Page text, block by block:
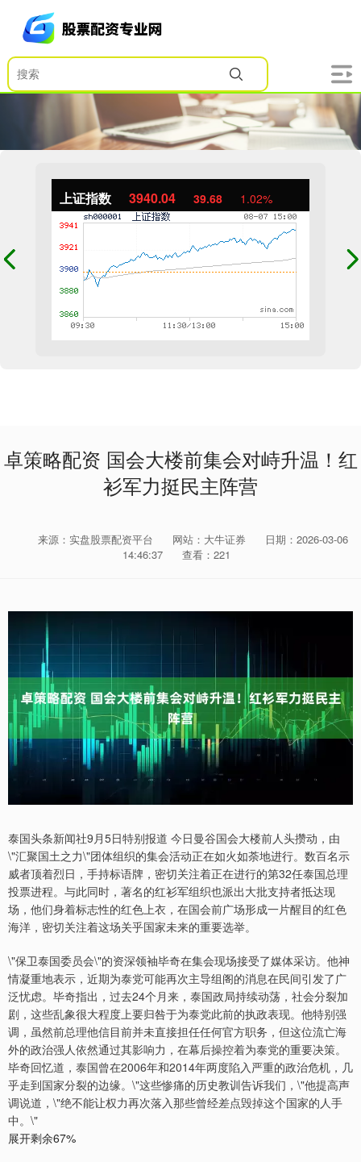
上证指数 3940.04 39.68 1.02%
卓策略配资 国会大楼前集会对峙升温！红
衫军力挺民主阵营
来源：实盘股票配资平台 网站：大牛证券
日期：2026-03-06
14:46:37
查看：221
泰国头条新闻社9月5日特别报道 今日曼谷国会大楼前人头攒动，由
\"汇聚国土之力\"团体组织的集会活动正在如火如荼地进行。数百名示
威者顶着烈日，手持标语牌，密切关注着正在进行的第32任泰国总理
投票进程。与此同时，著名的红衫军组织也派出大批支持者抵达现
场，他们身着标志性的红色上衣，在国会前广场形成一片醒目的红色
海洋，密切关注着这场关乎国家未来的重要选举。
\"保卫泰国委员会\"的资深领袖毕奇在集会现场接受了媒体采访。他神
情凝重地表示，近期为泰党可能再次主导组阁的消息在民间引发了广
泛忧虑。毕奇指出，过去24个月来，泰国政局持续动荡，社会分裂加
剧，这些乱象很大程度上要归咎于为泰党此前的执政表现。他特别强
调，虽然前总理他信目前并未直接担任任何官方职务，但这位流亡海
外的政治强人依然通过其影响力，在幕后操控着为泰党的重要决策。
毕奇回忆道，泰国曾在2006年和2014年两度陷入严重的政治危机，几
乎走到国家分裂的边缘。\"这些惨痛的历史教训告诉我们，\"他提高声
调说道，\"绝不能让权力再次落入那些曾经差点毁掉这个国家的人手
中。\"
展开剩余67%